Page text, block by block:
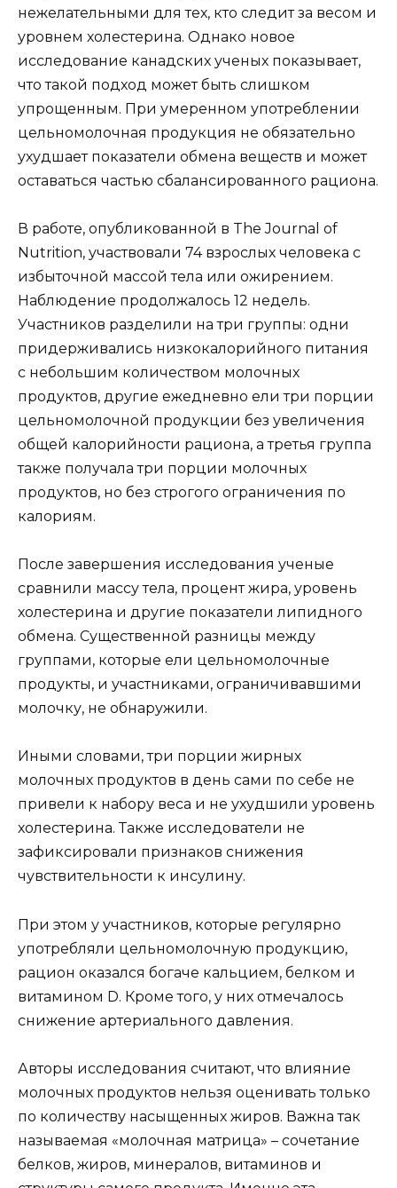
нежелательными для тех, кто следит за весом и
уровнем холестерина. Однако новое
исследование канадских ученых показывает,
что такой подход может быть слишком
упрощенным. При умеренном употреблении
цельномолочная продукция не обязательно
ухудшает показатели обмена веществ и может
оставаться частью сбалансированного рациона.
В работе, опубликованной в The Journal of
Nutrition, участвовали 74 взрослых человека с
избыточной массой тела или ожирением.
Наблюдение продолжалось 12 недель.
Участников разделили на три группы: одни
придерживались низкокалорийного питания
с небольшим количеством молочных
продуктов, другие ежедневно ели три порции
цельномолочной продукции без увеличения
общей калорийности рациона, а третья группа
также получала три порции молочных
продуктов, но без строгого ограничения по
калориям.
После завершения исследования ученые
сравнили массу тела, процент жира, уровень
холестерина и другие показатели липидного
обмена. Существенной разницы между
группами, которые ели цельномолочные
продукты, и участниками, ограничивавшими
молочку, не обнаружили.
Иными словами, три порции жирных
молочных продуктов в день сами по себе не
привели к набору веса и не ухудшили уровень
холестерина. Также исследователи не
зафиксировали признаков снижения
чувствительности к инсулину.
При этом у участников, которые регулярно
употребляли цельномолочную продукцию,
рацион оказался богаче кальцием, белком и
витамином D. Кроме того, у них отмечалось
снижение артериального давления.
Авторы исследования считают, что влияние
молочных продуктов нельзя оценивать только
по количеству насыщенных жиров. Важна так
называемая «молочная матрица» – сочетание
белков, жиров, минералов, витаминов и